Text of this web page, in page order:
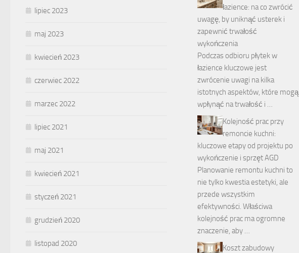
lipiec 2023
maj 2023
kwiecień 2023
czerwiec 2022
marzec 2022
lipiec 2021
maj 2021
kwiecień 2021
styczeń 2021
grudzień 2020
listopad 2020
łazience: na co zwrócić
uwagę, by uniknąć usterek i
zapewnić trwałość
wykończenia
Podczas odbioru płytek w
łazience kluczowe jest
zwrócenie uwagi na kilka
istotnych aspektów, które mogą
wpłynąć na trwałość i …
Kolejność prac przy
remoncie kuchni:
kluczowe etapy od projektu po
wykończenie i sprzęt AGD
Planowanie remontu kuchni to
nie tylko kwestia estetyki, ale
przede wszystkim
efektywności. Właściwa
kolejność prac ma ogromne
znaczenie, aby …
Koszt zabudowy